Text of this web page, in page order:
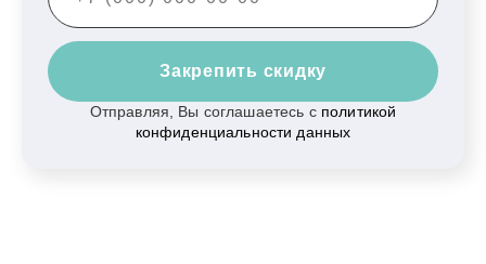
Закрепить скидку
Отправляя, Вы соглашаетесь с политикой
конфиденциальности данных